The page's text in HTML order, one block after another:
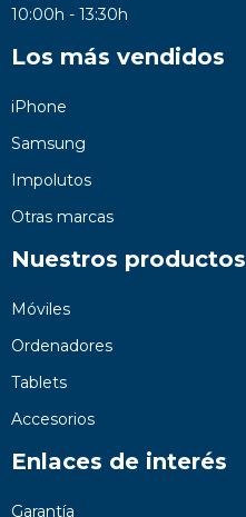
10:00h - 13:30h
Los más vendidos
iPhone
Samsung
Impolutos
Otras marcas
Nuestros productos
Móviles
Ordenadores
Tablets
Accesorios
Enlaces de interés
Garantía